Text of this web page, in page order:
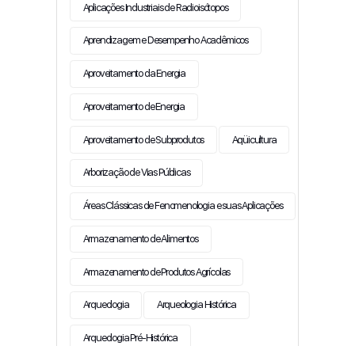
Aplicações Industriais de Radioisótopos
Aprendizagem e Desempenho Acadêmicos
Aproveitamento da Energia
Aproveitamento de Energia
Aproveitamento de Subprodutos Aqüicultura
Arborização de Vias Públicas
Áreas Clássicas de Fenomenologia e suas Aplicações
Armazenamento de Alimentos
Armazenamento de Produtos Agrícolas
Arqueologia Arqueologia Histórica
Arqueologia Pré-Histórica